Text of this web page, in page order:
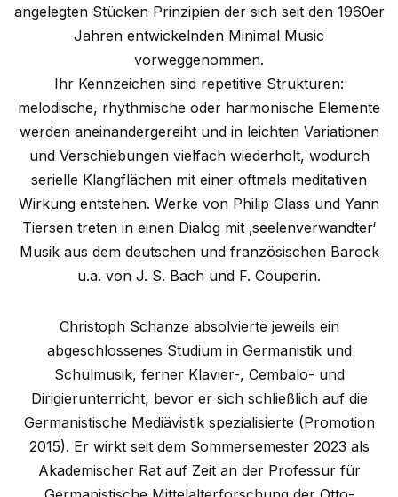
angelegten Stücken Prinzipien der sich seit den 1960er
Jahren entwickelnden Minimal Music
vorweggenommen.
Ihr Kennzeichen sind repetitive Strukturen:
melodische, rhythmische oder harmonische Elemente
werden aneinandergereiht und in leichten Variationen
und Verschiebungen vielfach wiederholt, wodurch
serielle Klangflächen mit einer oftmals meditativen
Wirkung entstehen. Werke von Philip Glass und Yann
Tiersen treten in einen Dialog mit ‚seelenverwandter‘
Musik aus dem deutschen und französischen Barock
u.a. von J. S. Bach und F. Couperin.
Christoph Schanze absolvierte jeweils ein
abgeschlossenes Studium in Germanistik und
Schulmusik, ferner Klavier-, Cembalo- und
Dirigierunterricht, bevor er sich schließlich auf die
Germanistische Mediävistik spezialisierte (Promotion
2015). Er wirkt seit dem Sommersemester 2023 als
Akademischer Rat auf Zeit an der Professur für